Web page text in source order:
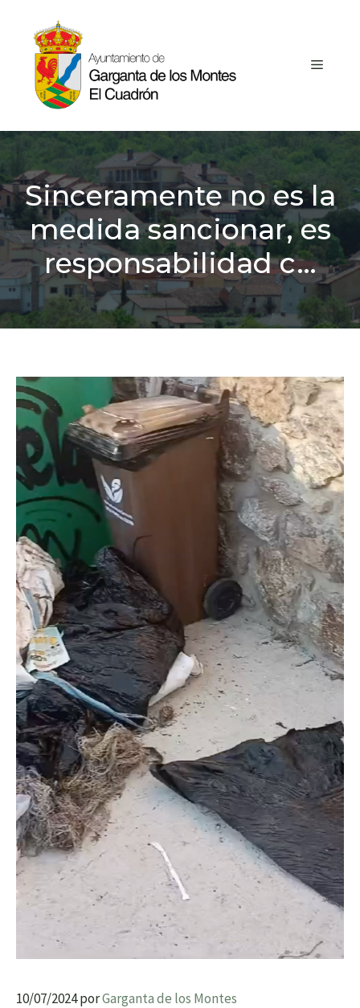
contenido
Sinceramente no es la
medida sancionar, es
responsabilidad c…
10/07/2024porGarganta de los Montes